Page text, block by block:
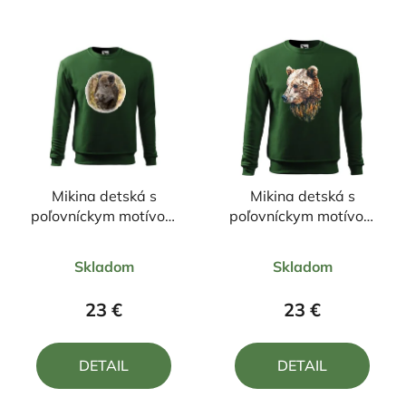
Mikina detská s
poľovníckym motívom
hodnotenie
produktu
5,0
z
Skladom
23 €
DETAIL
Mikina detská s
poľovníckym motívom
hodnotenie
produktu
5,0
z
Skladom
23 €
DETAIL